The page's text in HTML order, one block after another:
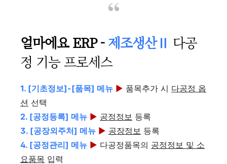
얼마에요 ERP -제조생산Ⅱ 다공
정 기능 프로세스
1. [기초정보]-[품목] 메뉴 ▶ 품목추가 시 다공정 옵
션 선택
2. [공정등록] 메뉴 ▶ 공정정보 등록
3. [공장외주처] 메뉴 ▶ 공장정보 등록
4. [공정관리] 메뉴 ▶ 다공정품목의 공정정보 및 소
요품목 입력